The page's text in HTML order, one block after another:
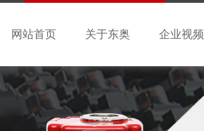
网站首页 关于东奥 企业视频